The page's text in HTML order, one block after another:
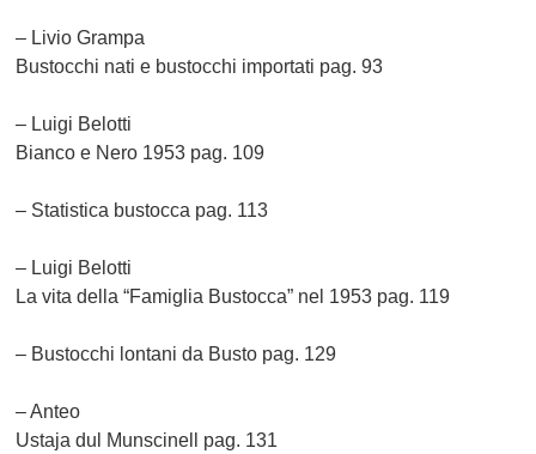
– Livio Grampa
Bustocchi nati e bustocchi importati pag. 93
– Luigi Belotti
Bianco e Nero 1953 pag. 109
– Statistica bustocca pag. 113
– Luigi Belotti
La vita della “Famiglia Bustocca” nel 1953 pag. 119
– Bustocchi lontani da Busto pag. 129
– Anteo
Ustaja dul Munscinell pag. 131